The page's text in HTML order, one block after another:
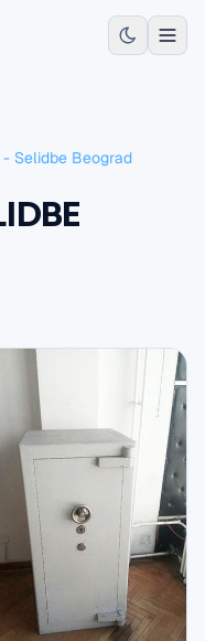
- Selidbe Beograd